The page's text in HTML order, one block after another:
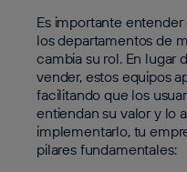
Es importante
los departamentos de
cambia su rol. En lugar
vender, estos equipos
facilitando que los
entiendan su valor y lo
implementarlo, tu
pilares fundamentales: